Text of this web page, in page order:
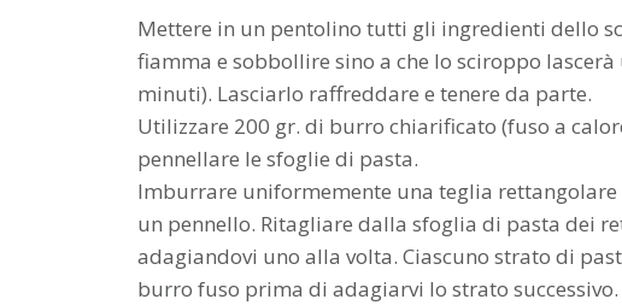
Mettere in un pentolino tutti gli ingredienti dello
fiamma e sobbollire sino a che lo sciroppo
minuti). Lasciarlo raffreddare e tenere da parte.
Utilizzare 200 gr. di burro chiarificato (fuso a
pennellare le sfoglie di pasta.
Imburrare uniformemente una teglia rettangolare
un pennello. Ritagliare dalla sfoglia di pasta dei
adagiandovi uno alla volta. Ciascuno strato di
burro fuso prima di adagiarvi lo strato successivo.